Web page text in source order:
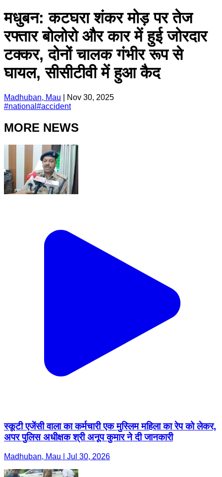
मधुबन: कटघरा शंकर मोड़ पर तेज
रफ्तार बोलोरो और कार में हुई जोरदार
टक्कर, दोनों चालक गंभीर रूप से
घायल, सीसीटीवी में हुआ कैद
Madhuban, Mau
Nov 30, 2025
#national #accident
MORE NEWS
स्कूटी एजेंसी वाला का कर्मचारी एक मुस्लिम महिला का रेप को लेकर,
अपर पुलिस अधीक्षक श्री अनूप कुमार ने दी जानकारी
Madhuban, Mau | Jul 30, 2026